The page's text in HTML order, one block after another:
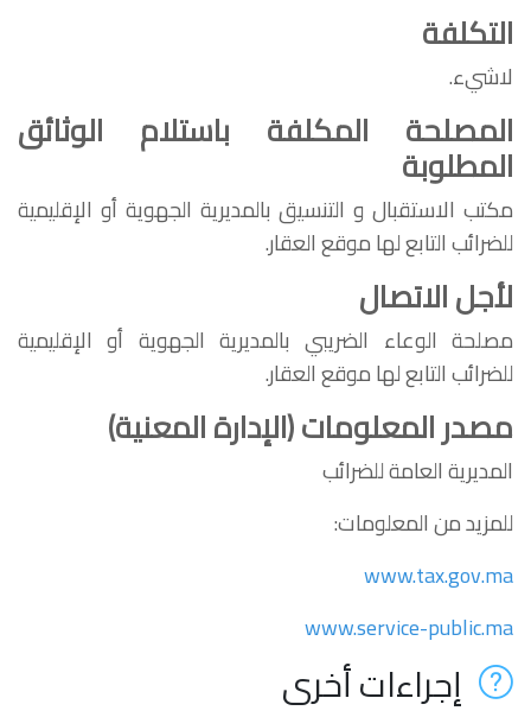
التكلفة
لاشيء.
المصلحة المكلفة باستلام الوثائق
المطلوبة
مكتب الاستقبال و التنسيق بالمديرية الجهوية أو الإقليمية
للضرائب التابع لها موقع العقار.
لأجل الاتصال
مصلحة الوعاء الضريبي بالمديرية الجهوية أو الإقليمية
للضرائب التابع لها موقع العقار.
مصدر المعلومات (الإدارة المعنية)
المديرية العامة للضرائب
للمزيد من المعلومات:
www.tax.gov.ma
www.service-public.ma
إجراءات أخرى